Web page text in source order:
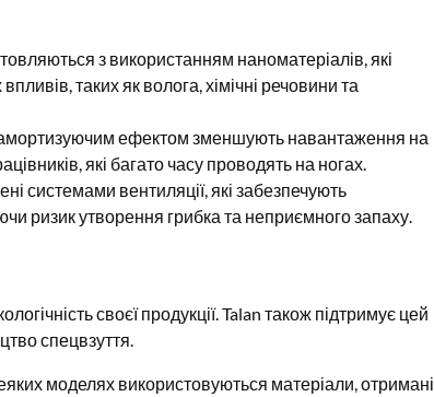
з використанням наноматеріалів, які
таких як волога, хімічні речовини та
ефектом зменшують навантаження на
які багато часу проводять на ногах.
системами вентиляції, які забезпечують
ризик утворення грибка та неприємного запаху.
своєї продукції. Talan також підтримує цей
спецвзуття.
моделях використовуються матеріали, отримані